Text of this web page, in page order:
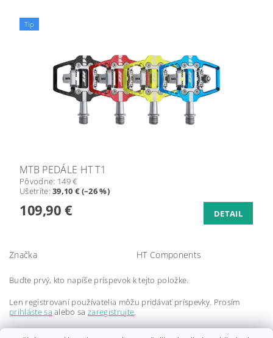
Tip
MTB PEDÁLE HT T1
Pôvodne: 149 €
Ušetríte:39,10 € (–26 %)
109,90 € DETAIL
Značka HT Components
Buďte prvý, kto napíše príspevok k tejto položke.
Len registrovaní používatelia môžu pridávať príspevky. Prosím
prihláste sa alebo sazaregistrujte.